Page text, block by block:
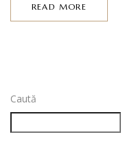
Caută
READ MORE